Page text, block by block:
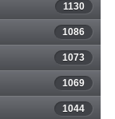
1130
1086
1073
1069
1044